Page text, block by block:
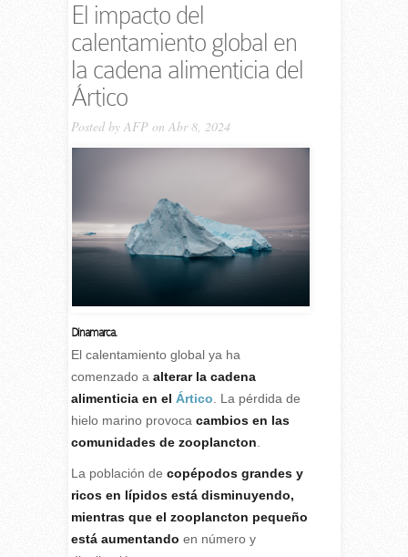
El impacto del
calentamiento global en
la cadena alimenticia del
Ártico
Posted by AFPon Abr 8, 2024
Dinamarca.
El calentamiento global ya ha
comenzado a alterar la cadena
alimenticia en el Ártico . La pérdida de
hielo marino provoca cambios en las
comunidades de zooplancton
La población de copépodos grandes y
ricos en lípidos está disminuyendo,
mientras que el zooplancton pequeño
está aumentando en número y